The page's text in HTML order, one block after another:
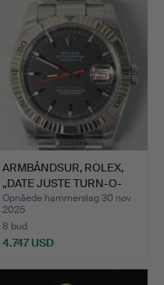
genstand
ARMBÅNDSUR, ROLEX,
„DATE JUSTE TURN-O-
GRAP…
Opnåede hammerslag 30 nov
2025
8 bud
4.747 USD